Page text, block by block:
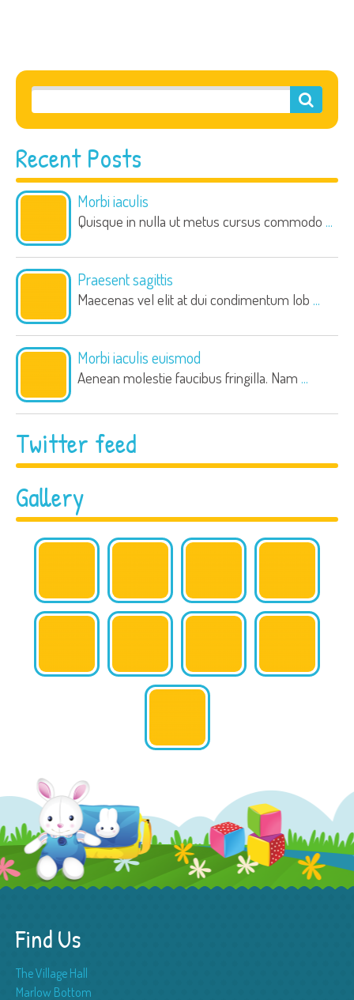
Recent Posts
Morbi iaculis
Quisque in nulla ut metus cursus commodo ...
Praesent sagittis
Maecenas vel elit at dui condimentum lob ...
Morbi iaculis euismod
Aenean molestie faucibus fringilla. Nam ...
Twitter feed
Gallery
Find Us
The Village Hall
Marlow Bottom